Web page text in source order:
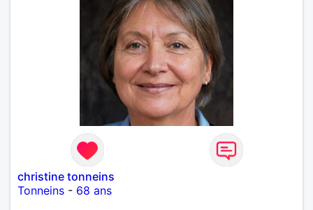
christine tonneins
Tonneins - 68 ans